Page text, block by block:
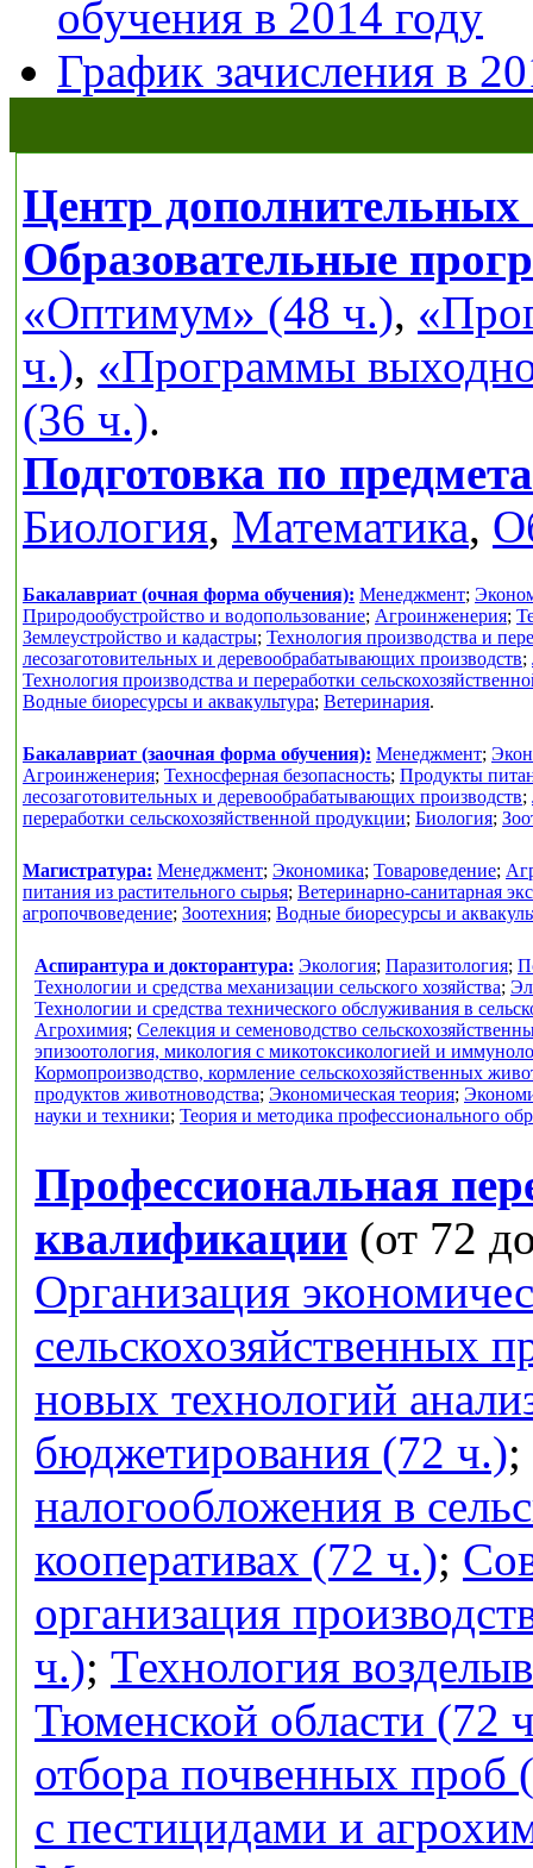
обучения в 2014 году
График зачисления в
Центр дополнительных
Образовательные
«Оптимум» (48 ч.),
ч.), «Программы
(36 ч.).
Подготовка по
Биология, Математика,
Бакалавриат (очная форма обучения): Менеджмент;
Природообустройство и водопользование; Агроинженерия;
Землеустройство и кадастры; Технология производства и
лесозаготовительных и деревообрабатывающих производств;
Технология производства и переработки
Водные биоресурсы и аквакультура; Ветеринария.
Бакалавриат (заочная форма обучения): Менеджмент;
Агроинженерия; Техносферная безопасность; Продукты
лесозаготовительных и деревообрабатывающих производств;
переработки сельскохозяйственной продукции; Биология;
Магистратура: Менеджмент; Экономика; Товароведение;
питания из растительного сырья; Ветеринарно-санитарная
агропочвоведение; Зоотехния; Водные биоресурсы и
Аспирантура и докторантура: Экология; Паразитология;
Технологии и средства механизации сельского хозяйства;
Технологии и средства технического обслуживания в
Агрохимия; Селекция и семеноводство
эпизоотология, микология с микотоксикологией и
Кормопроизводство, кормление сельскохозяйственных
продуктов животноводства; Экономическая теория;
науки и техники; Теория и методика профессионального
Профессиональная
квалификации (от 72
Организация
сельскохозяйственных
новых технологий
бюджетирования (72 ч.);
налогообложения в
кооперативах (72 ч.);
организация
ч.); Технология
Тюменской области (72
отбора почвенных проб
с пестицидами и